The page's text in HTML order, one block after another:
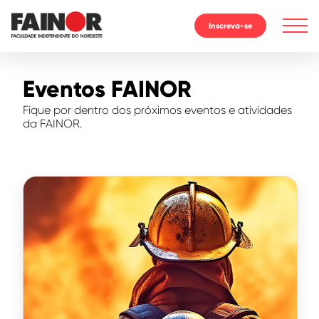
Inscreva-se
Eventos FAINOR
Fique por dentro dos próximos eventos e atividades
da FAINOR.